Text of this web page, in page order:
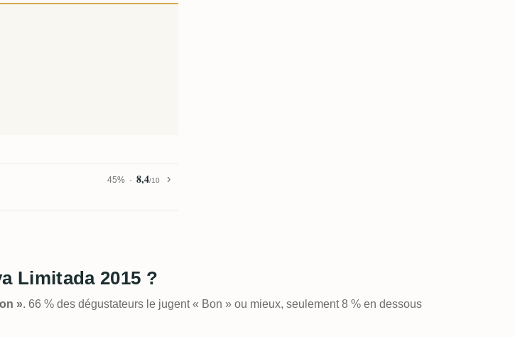
45% 8,4/10
Limitada 2015 ?
». 66 % des dégustateurs le jugent « Bon » ou mieux, seulement 8 % en dessous